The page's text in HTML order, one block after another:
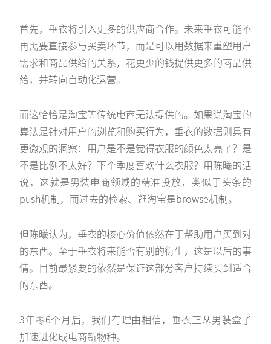
首先，垂衣将引入更多的供应商合作。未来垂衣可能不
再需要直接参与买卖环节，而是可以用数据来重塑用户
需求和商品供给的关系，花更少的钱提供更多的商品供
给，并转向自动化运营。
而这恰恰是淘宝等传统电商无法提供的。如果说淘宝的
算法是针对用户的浏览和购买行为，垂衣的数据则具有
更微观的洞察：用户是不是觉得衣服的颜色太亮了？是
不是比例不太好？下个季度喜欢什么衣服？用陈曦的话
说，这就是男装电商领域的精准投放，类似于头条的
push机制，而过去的检索、逛淘宝是browse机制。
但陈曦认为，垂衣的核心价值依然在于帮助用户买到对
的东西。至于垂衣将来能否有别的衍生，这是以后的事
情。目前最紧要的依然是保证这部分客户持续买到适合
的东西。
3年零6个月后，我们有理由相信，垂衣正从男装盒子
加速进化成电商新物种。